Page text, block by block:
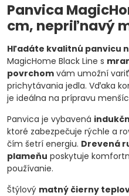
Panvica
cm, nepriľnavý
Hľadáte kvalitnú panvicu
MagicHome Black Line s
povrchom vám umožní
prichytávania jedla. Vďaka
je ideálna na prípravu
Panvica je vybavená
ktoré zabezpečuje rýchle a
čím šetrí energiu. Drevená
plameňu poskytuje
používanie.
Štýlový matný čierny